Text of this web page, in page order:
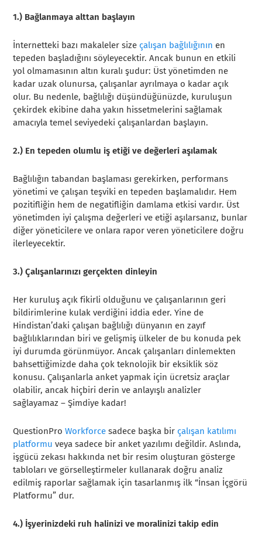
1.) Bağlanmaya alttan başlayın
İnternetteki bazı makaleler size çalışan bağlılığının en
tepeden başladığını söyleyecektir. Ancak bunun en etkili
yol olmamasının altın kuralı şudur: Üst yönetimden ne
kadar uzak olunursa, çalışanlar ayrılmaya o kadar açık
olur. Bu nedenle, bağlılığı düşündüğünüzde, kuruluşun
çekirdek ekibine daha yakın hissetmelerini sağlamak
amacıyla temel seviyedeki çalışanlardan başlayın.
2.) En tepeden olumlu iş etiği ve değerleri aşılamak
Bağlılığın tabandan başlaması gerekirken, performans
yönetimi ve çalışan teşviki en tepeden başlamalıdır. Hem
pozitifliğin hem de negatifliğin damlama etkisi vardır. Üst
yönetimden iyi çalışma değerleri ve etiği aşılarsanız, bunlar
diğer yöneticilere ve onlara rapor veren yöneticilere doğru
ilerleyecektir.
3.) Çalışanlarınızı gerçekten dinleyin
Her kuruluş açık fikirli olduğunu ve çalışanlarının geri
bildirimlerine kulak verdiğini iddia eder. Yine de
Hindistan’daki çalışan bağlılığı dünyanın en zayıf
bağlılıklarından biri ve gelişmiş ülkeler de bu konuda pek
iyi durumda görünmüyor. Ancak çalışanları dinlemekten
bahsettiğimizde daha çok teknolojik bir eksiklik söz
konusu. Çalışanlarla anket yapmak için ücretsiz araçlar
olabilir, ancak hiçbiri derin ve anlayışlı analizler
sağlayamaz – Şimdiye kadar!
QuestionProWorkforce sadece başka bir çalışan katılımı
platformuveya sadece bir anket yazılımı değildir. Aslında,
işgücü zekası hakkında net bir resim oluşturan gösterge
tabloları ve görselleştirmeler kullanarak doğru analiz
edilmiş raporlar sağlamak için tasarlanmış ilk “İnsan İçgörü
Platformu” dur.
4.) İşyerinizdeki ruh halinizi ve moralinizi takip edin